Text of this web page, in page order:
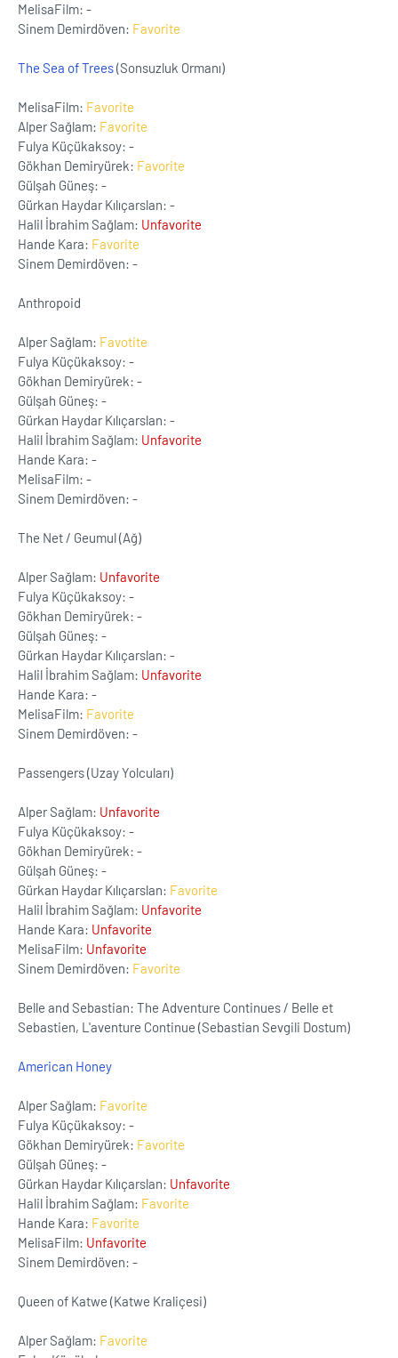
MelisaFilm: -
Sinem Demirdöven: Favorite
The Sea of Trees(Sonsuzluk Ormanı)
MelisaFilm: Favorite
Alper Sağlam: Favorite
Fulya Küçükaksoy: -
Gökhan Demiryürek: Favorite
Gülşah Güneş: -
Gürkan Haydar Kılıçarslan: -
Halil İbrahim Sağlam: Unfavorite
Hande Kara: Favorite
Sinem Demirdöven: -
Anthropoid
Alper Sağlam: Favotite
Fulya Küçükaksoy: -
Gökhan Demiryürek: -
Gülşah Güneş: -
Gürkan Haydar Kılıçarslan: -
Halil İbrahim Sağlam: Unfavorite
Hande Kara: -
MelisaFilm: -
Sinem Demirdöven: -
The Net / Geumul (Ağ)
Alper Sağlam: Unfavorite
Fulya Küçükaksoy: -
Gökhan Demiryürek: -
Gülşah Güneş: -
Gürkan Haydar Kılıçarslan: -
Halil İbrahim Sağlam: Unfavorite
Hande Kara: -
MelisaFilm: Favorite
Sinem Demirdöven: -
Passengers (Uzay Yolcuları)
Alper Sağlam: Unfavorite
Fulya Küçükaksoy: -
Gökhan Demiryürek: -
Gülşah Güneş: -
Gürkan Haydar Kılıçarslan: Favorite
Halil İbrahim Sağlam: Unfavorite
Hande Kara: Unfavorite
MelisaFilm: Unfavorite
Sinem Demirdöven: Favorite
Belle and Sebastian: The Adventure Continues / Belle et
Sebastien, L'aventure Continue (Sebastian Sevgili Dostum)
American Honey
Alper Sağlam: Favorite
Fulya Küçükaksoy: -
Gökhan Demiryürek: Favorite
Gülşah Güneş: -
Gürkan Haydar Kılıçarslan: Unfavorite
Halil İbrahim Sağlam: Favorite
Hande Kara: Favorite
MelisaFilm: Unfavorite
Sinem Demirdöven: -
Queen of Katwe (Katwe Kraliçesi)
Alper Sağlam: Favorite